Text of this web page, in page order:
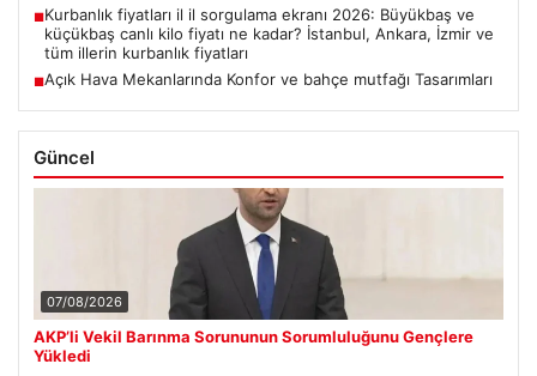
■Kurbanlık fiyatları il il sorgulama ekranı 2026: Büyükbaş ve
küçükbaş canlı kilo fiyatı ne kadar? İstanbul, Ankara, İzmir ve
tüm illerin kurbanlık fiyatları
■Açık Hava Mekanlarında Konfor ve bahçe mutfağı Tasarımları
Güncel
07/08/2026
AKP’li Vekil Barınma Sorununun Sorumluluğunu Gençlere
Yükledi